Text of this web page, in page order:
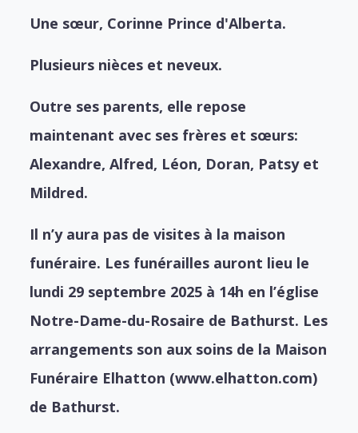
Une sœur, Corinne Prince d'Alberta.
Plusieurs nièces et neveux.
Outre ses parents, elle repose
maintenant avec ses frères et sœurs:
Alexandre, Alfred, Léon, Doran, Patsy et
Mildred.
Il n’y aura pas de visites à la maison
funéraire. Les funérailles auront lieu le
lundi 29 septembre 2025 à 14h en l’église
Notre-Dame-du-Rosaire de Bathurst. Les
arrangements son aux soins de la Maison
Funéraire Elhatton (www.elhatton.com)
de Bathurst.